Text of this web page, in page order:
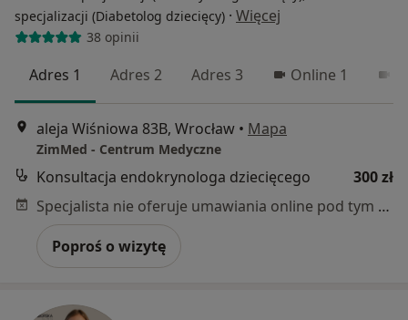
specjalizacji (Diabetolog dziecięcy) · Więcej
38 opinii
Adres 1 Adres 2 Adres 3 Online 1
aleja Wiśniowa 83B, Wrocław • Mapa
ZimMed - Centrum Medyczne
Konsultacja endokrynologa dziecięcego
300 zł
Specjalista nie oferuje umawiania online pod tym adresem.
Poproś o wizytę